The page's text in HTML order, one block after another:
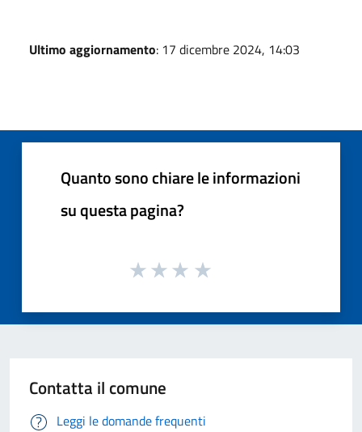
Ultimo aggiornamento: 17 dicembre 2024, 14:03
Quanto sono chiare le informazioni
su questa pagina?
Contatta il comune
Leggi le domande frequenti